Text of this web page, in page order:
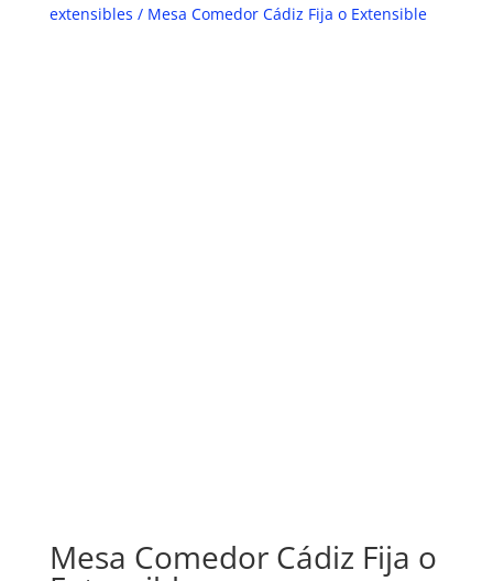
extensibles / Mesa Comedor Cádiz Fija o Extensible
Mesa Comedor Cádiz Fija o